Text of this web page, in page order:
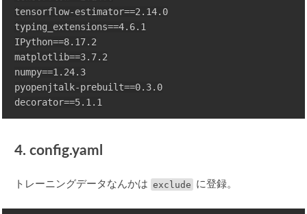
tensorflow-estimator==2.14.0
typing_extensions==4.6.1
IPython==8.17.2
matplotlib==3.7.2
numpy==1.24.3
pyopenjtalk-prebuilt==0.3.0
4. config.yaml
トレーニングデータなんかは exclude に登録。